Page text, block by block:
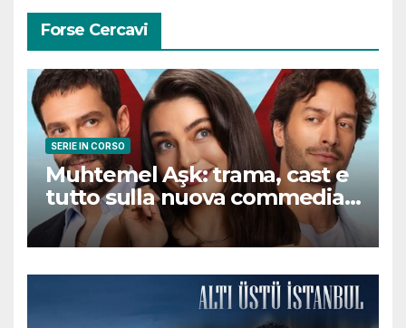
Forse Cercavi
SERIE IN CORSO
Muhtemel Aşk: trama, cast e
tutto sulla nuova commedia
romantica turca che
conquisterà il pubblico